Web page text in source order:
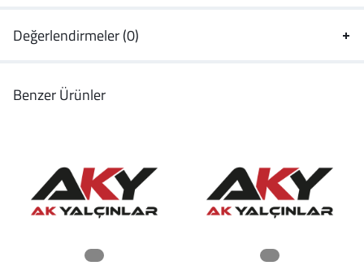
Değerlendirmeler (0)
Benzer Ürünler